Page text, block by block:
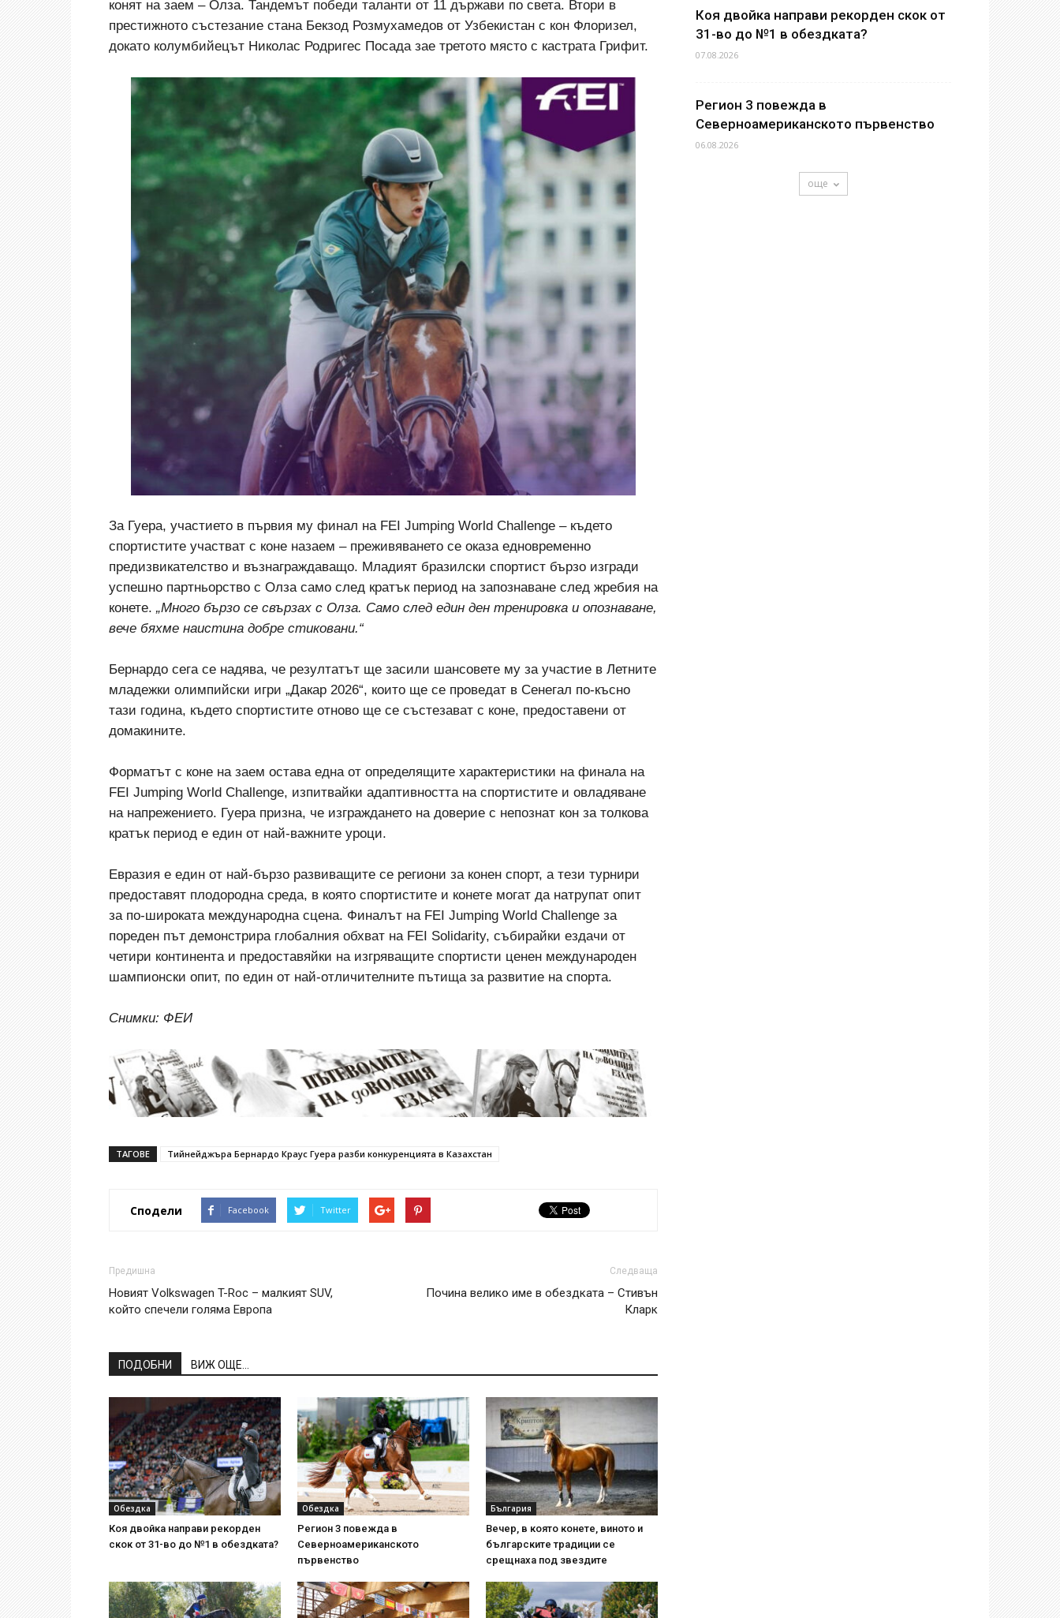
конят на заем – Олза. Тандемът победи таланти от 11 държави по света. Втори в
престижното състезание стана Бекзод Розмухамедов от Узбекистан с кон Флоризел,
докато колумбийецът Николас Родригес Посада зае третото място с кастрата Грифит.
За Гуера, участието в първия му финал на FEI Jumping World Challenge – където
спортистите участват с коне назаем – преживяването се оказа едновременно
предизвикателство и възнаграждаващо. Младият бразилски спортист бързо изгради
успешно партньорство с Олза само след кратък период на запознаване след жребия на
конете. „Много бързо се свързах с Олза. Само след един ден тренировка и опознаване,
вече бяхме наистина добре стиковани.“
Бернардо сега се надява, че резултатът ще засили шансовете му за участие в Летните
младежки олимпийски игри „Дакар 2026“, които ще се проведат в Сенегал по-късно
тази година, където спортистите отново ще се състезават с коне, предоставени от
домакините.
Форматът с коне на заем остава една от определящите характеристики на финала на
FEI Jumping World Challenge, изпитвайки адаптивността на спортистите и овладяване
на напрежението. Гуера призна, че изграждането на доверие с непознат кон за толкова
кратък период е един от най-важните уроци.
Евразия е един от най-бързо развиващите се региони за конен спорт, а тези турнири
предоставят плодородна среда, в която спортистите и конете могат да натрупат опит
за по-широката международна сцена. Финалът на FEI Jumping World Challenge за
пореден път демонстрира глобалния обхват на FEI Solidarity, събирайки ездачи от
четири континента и предоставяйки на изгряващите спортисти ценен международен
шампионски опит, по един от най-отличителните пътища за развитие на спорта.
Снимки: ФЕИ
ТАГОВЕ Тийнейджъра Бернардо Краус Гуера разби конкуренцията в Казахстан
Сподели Facebook Twitter
Предишна
Новият Volkswagen T-Roc – малкият SUV,
който спечели голяма Европа
Следваща
Почина велико име в обездката – Стивън
Кларк
ПОДОБНИ ВИЖ ОЩЕ...
Обездка
Коя двойка направи рекорден
скок от 31-во до №1 в обездката?
Обездка
Регион 3 повежда в
Северноамериканското
първенство
България
Вечер, в която конете, виното и
българските традиции се
срещнаха под звездите
Коя двойка направи рекорден скок от
31-во до №1 в обездката?
07.08.2026
Регион 3 повежда в
Северноамериканското първенство
06.08.2026
още